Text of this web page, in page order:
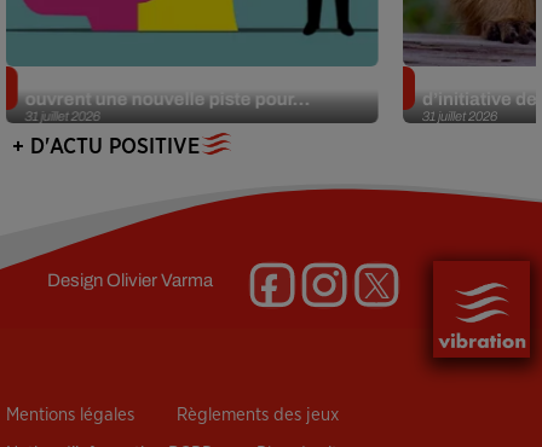
31 juillet 2026
ouvrent une nouvelle piste pour...
31 juillet 2026
d’initiative
+ D'ACTU POSITIVE
DesignOlivier Varma
Mentions légales Règlements des jeux